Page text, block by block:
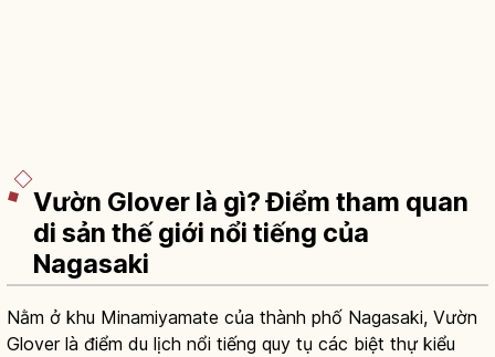
Vườn Glover là gì? Điểm tham quan
di sản thế giới nổi tiếng của
Nagasaki
Nằm ở khu Minamiyamate của thành phố Nagasaki, Vườn
Glover là điểm du lịch nổi tiếng quy tụ các biệt thự kiểu